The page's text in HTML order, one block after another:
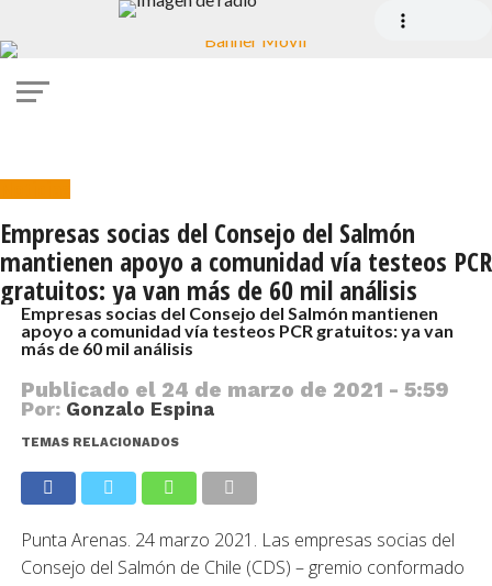
Noticias
Empresas socias del Consejo del Salmón
mantienen apoyo a comunidad vía testeos PCR
gratuitos: ya van más de 60 mil análisis
Empresas socias del Consejo del Salmón mantienen
apoyo a comunidad vía testeos PCR gratuitos: ya van
más de 60 mil análisis
Publicado el 24 de marzo de 2021 - 5:59
Por: Gonzalo Espina
TEMAS RELACIONADOS
Punta Arenas. 24 marzo 2021. Las empresas socias del
Consejo del Salmón de Chile (CDS) – gremio conformado